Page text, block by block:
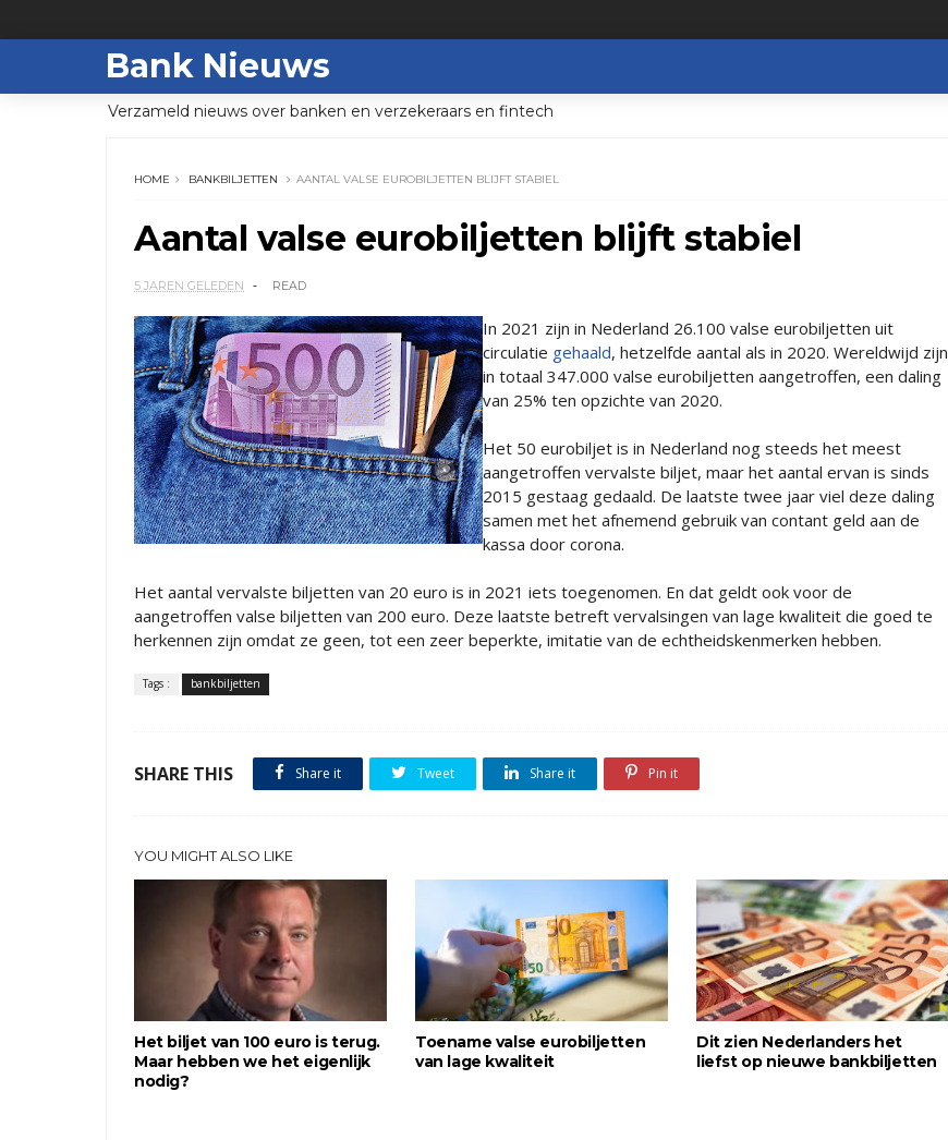
Bank Nieuws
Verzameld nieuws over banken en verzekeraars en fintech
HOME BANKBILJETTEN AANTAL VALSE EUROBILJETTEN BLIJFT STABIEL
Aantal valse eurobiljetten blijft stabiel
5 JAREN GELEDEN READ
In 2021 zijn in Nederland 26.100 valse eurobiljetten uit
circulatie gehaald, hetzelfde aantal als in 2020. Wereldwijd zijn
in totaal 347.000 valse eurobiljetten aangetroffen, een daling
van 25% ten opzichte van 2020.
Het 50 eurobiljet is in Nederland nog steeds het meest
aangetroffen vervalste biljet, maar het aantal ervan is sinds
2015 gestaag gedaald. De laatste twee jaar viel deze daling
samen met het afnemend gebruik van contant geld aan de
kassa door corona.
Het aantal vervalste biljetten van 20 euro is in 2021 iets toegenomen. En dat geldt ook voor de
aangetroffen valse biljetten van 200 euro. Deze laatste betreft vervalsingen van lage kwaliteit die goed te
herkennen zijn omdat ze geen, tot een zeer beperkte, imitatie van de echtheidskenmerken hebben.
Tags : bankbiljetten
SHARE THIS Share it Tweet Share it Pin it
YOU MIGHT ALSO LIKE
Het biljet van 100 euro is terug.
Maar hebben we het eigenlijk
nodig?
Toename valse eurobiljetten
van lage kwaliteit
Dit zien Nederlanders het
liefst op nieuwe bankbiljetten